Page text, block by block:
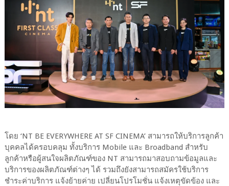
โดย ‘NT BE EVERYWHERE AT SF CINEMA’ สามารถให้บริการลูกค้า
บุคคลได้ครอบคลุม ทั้งบริการ Mobile และ Broadband สำหรับ
ลูกค้าหรือผู้สนใจผลิตภัณฑ์ของ NT สามารถมาสอบถามข้อมูลและ
บริการของผลิตภัณฑ์ต่างๆ ได้ รวมถึงยังสามารถสมัครใช้บริการ
ชำระค่าบริการ แจ้งย้ายค่าย เปลี่ยนโปรโมชั่น แจ้งเหตุขัดข้อง และ